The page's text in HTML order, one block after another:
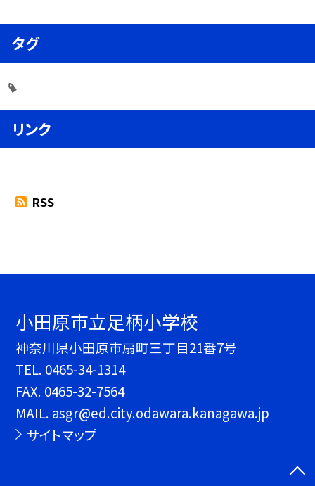
タグ
リンク
RSS
小田原市立足柄小学校
神奈川県小田原市扇町三丁目21番7号
TEL. 0465-34-1314
FAX. 0465-32-7564
MAIL. asgr@ed.city.odawara.kanagawa.jp
サイトマップ